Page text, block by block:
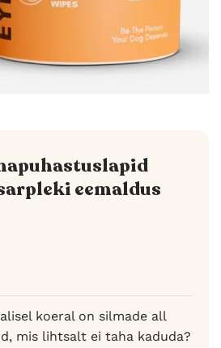
eemaldus
koeral on silmade all
mis lihtsalt ei taha kaduda?